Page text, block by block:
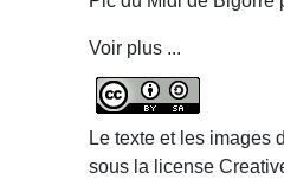
Voir plus ...
Le texte et les images
sous la license